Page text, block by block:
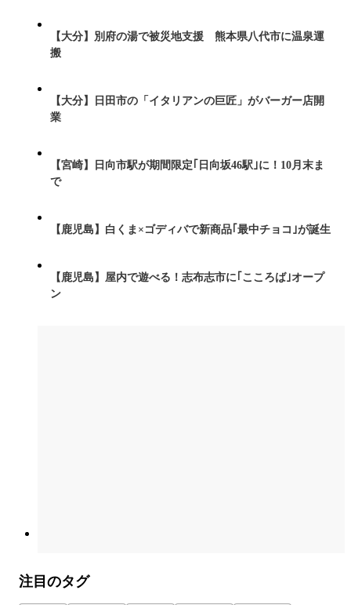
【大分】別府の湯で被災地支援 熊本県八代市に温泉運
搬
【大分】日田市の「イタリアンの巨匠」がバーガー店開
業
【宮崎】日向市駅が期間限定｢日向坂46駅｣に！10月末ま
で
【鹿児島】白くま×ゴディバで新商品｢最中チョコ｣が誕生
【鹿児島】屋内で遊べる！志布志市に｢こころば｣オープ
ン
注目のタグ